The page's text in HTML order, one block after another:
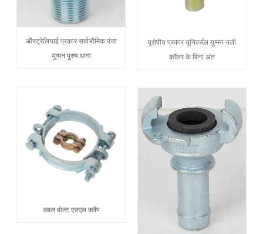
ऑस्ट्रेलियाई प्रकार सार्वभौमिक पंजा
युग्मन पुरुष धागा
यूरोपीय प्रकार यूनिवर्सल युग्मन नली
कॉलर के बिना अंत
डबल बोल्ट एसएल क्लैंप